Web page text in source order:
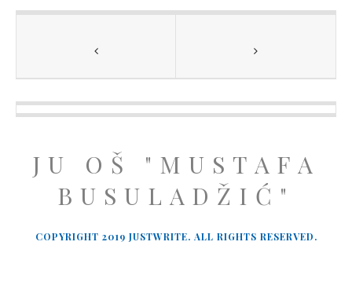
JU OŠ "MUSTAFA
BUSULADŽIĆ"
COPYRIGHT 2019 JUSTWRITE. ALL RIGHTS RESERVED.